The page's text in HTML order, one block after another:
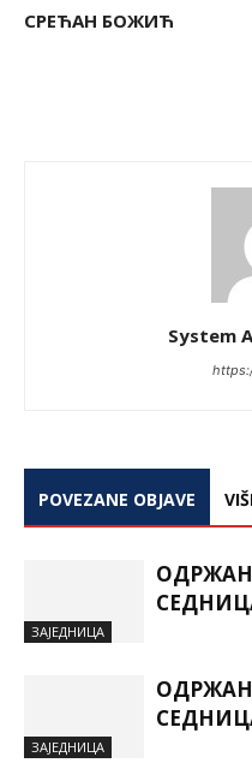
СРЕЋАН БОЖИЋ
System
POVEZANE OBJAVE
ЗАЈЕДНИЦА
ЗАЈЕДНИЦА